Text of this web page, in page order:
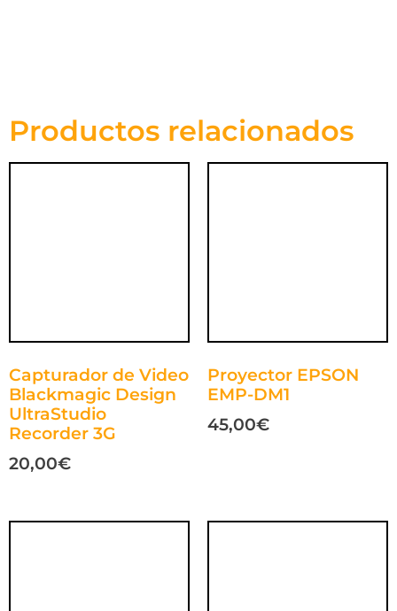
Productos relacionados
Capturador de Video
Blackmagic Design
UltraStudio
Recorder 3G
20,00€
Proyector EPSON
EMP-DM1
45,00€